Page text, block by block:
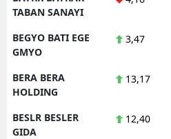
TABAN SANAYI
BEGYO BATI EGE
GMYO
3,47
BERA BERA
HOLDING
13,17
BESLR BESLER
GIDA
12,40